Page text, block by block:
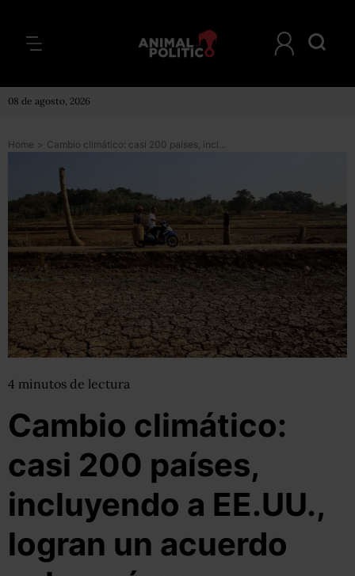
08 de agosto, 2026
Home > Cambio climático: casi 200 países, incluyendo a EE.UU., logran un acuerdo sobre cómo se aplicará el Acuerdo de París
4 minutos de lectura
Cambio climático:
casi 200 países,
incluyendo a EE.UU.,
logran un acuerdo